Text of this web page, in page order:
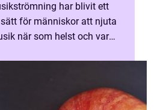
har blivit ett
för människor att njuta
när som helst och var